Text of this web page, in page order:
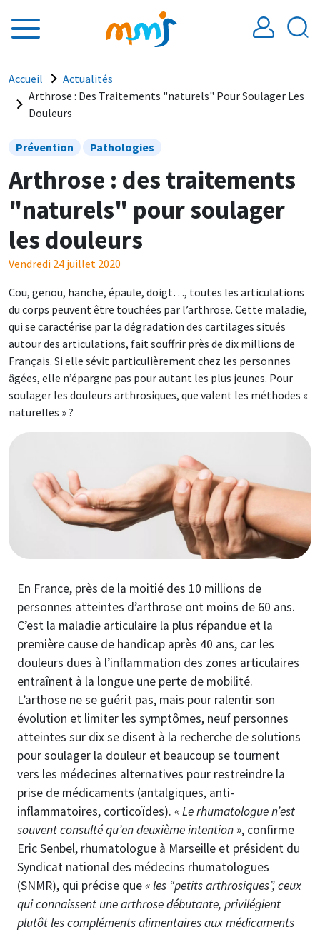
Fil d'Ariane
Accueil
Actualités
Arthrose : Des Traitements "naturels" Pour Soulager Les
Douleurs
Prévention Pathologies
Arthrose : des traitements
"naturels" pour soulager
les douleurs
Vendredi 24 juillet 2020
Cou, genou, hanche, épaule, doigt…, toutes les articulations
du corps peuvent être touchées par l’arthrose. Cette maladie,
qui se caractérise par la dégradation des cartilages situés
autour des articulations, fait souffrir près de dix millions de
Français. Si elle sévit particulièrement chez les personnes
âgées, elle n’épargne pas pour autant les plus jeunes. Pour
soulager les douleurs arthrosiques, que valent les méthodes «
naturelles » ?
Image
En France, près de la moitié des 10 millions de
personnes atteintes d’arthrose ont moins de 60 ans.
C’est la maladie articulaire la plus répandue et la
première cause de handicap après 40 ans, car les
douleurs dues à l’inflammation des zones articulaires
entraînent à la longue une perte de mobilité.
L’arthose ne se guérit pas, mais pour ralentir son
évolution et limiter les symptômes, neuf personnes
atteintes sur dix se disent à la recherche de solutions
pour soulager la douleur et beaucoup se tournent
vers les médecines alternatives pour restreindre la
prise de médicaments (antalgiques, anti-
inflammatoires, corticoïdes). « Le rhumatologue n’est
souvent consulté qu’en deuxième intention », confirme
Eric Senbel, rhumatologue à Marseille et président du
Syndicat national des médecins rhumatologues
(SNMR), qui précise que« les “petits arthrosiques”, ceux
qui connaissent une arthrose débutante, privilégient
plutôt les compléments alimentaires aux médicaments